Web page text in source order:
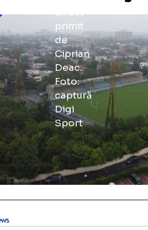
foto
cele mai noi
Unmute